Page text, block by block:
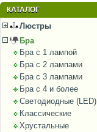
КАТАЛОГ
Люстры
Бра
Бра с 1 лампой
Бра с 2 лампами
Бра с 3 лампами
Бра с 4 и более
Светодиодные (LED)
Классические
Хрустальные